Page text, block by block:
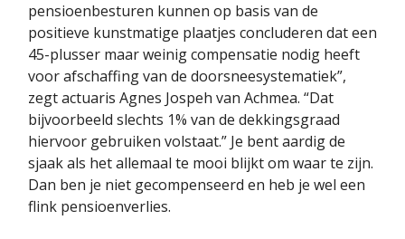
pensioenbesturen kunnen op basis van de
positieve kunstmatige plaatjes concluderen dat een
45-plusser maar weinig compensatie nodig heeft
voor afschaffing van de doorsneesystematiek”,
zegt actuaris Agnes Jospeh van Achmea. “Dat
bijvoorbeeld slechts 1% van de dekkingsgraad
hiervoor gebruiken volstaat.” Je bent aardig de
sjaak als het allemaal te mooi blijkt om waar te zijn.
Dan ben je niet gecompenseerd en heb je wel een
flink pensioenverlies.